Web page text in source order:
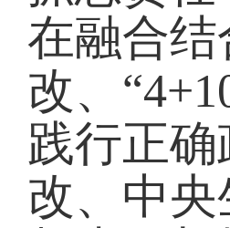
在融合
改、
践行正
改、中